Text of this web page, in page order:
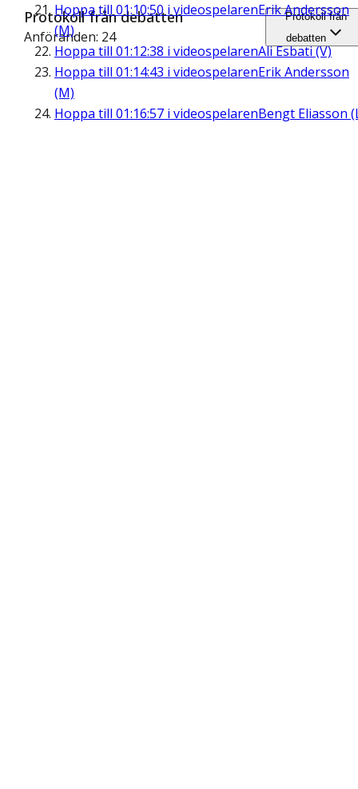
Hoppa till 01:10:50 i videospelarenErik Andersson
(M)
Hoppa till 01:12:38 i videospelarenAli Esbati (V)
Hoppa till 01:14:43 i videospelarenErik Andersson
(M)
Hoppa till 01:16:57 i videospelarenBengt Eliasson
Protokoll från debatten
Anföranden: 24
Protokoll från
debatten